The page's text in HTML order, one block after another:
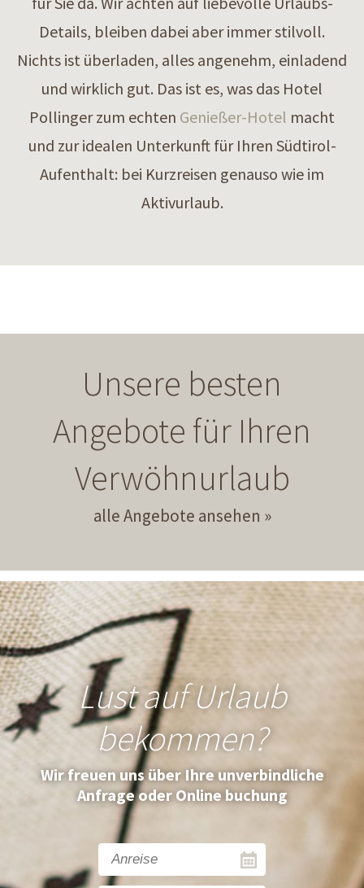
Details, bleiben dabei aber immer stilvoll.
Nichts ist überladen, alles angenehm, einladend
und wirklich gut. Das ist es, was das Hotel
Pollinger zum echten Genießer-Hotel macht
und zur idealen Unterkunft für Ihren Südtirol-
Aufenthalt: bei Kurzreisen genauso wie im
Aktivurlaub.
Unsere besten
Angebote für Ihren
Verwöhnurlaub
alle Angebote ansehen
Lust auf Urlaub
bekommen?
Wir freuen uns über Ihre unverbindliche
Anfrage oder Online buchung